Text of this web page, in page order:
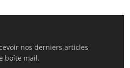
nos derniers articles
boîte mail.